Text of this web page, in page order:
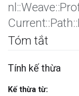
nl ::Weave::
Current::Path::
Tóm tắt
Tính kế thừa
Kế thừa từ: